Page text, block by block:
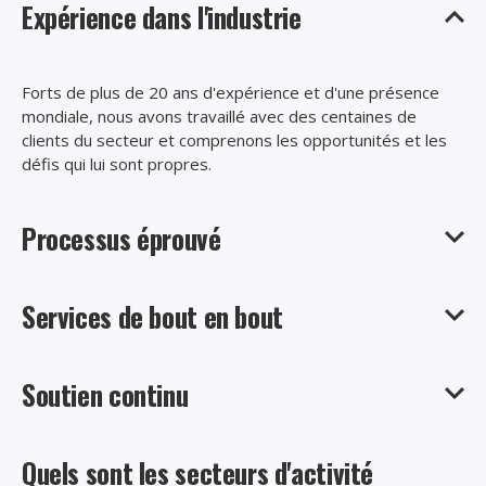
Expérience dans l'industrie
Forts de plus de 20 ans d'expérience et d'une présence
mondiale, nous avons travaillé avec des centaines de
clients du secteur et comprenons les opportunités et les
défis qui lui sont propres.
Processus éprouvé
Nos consultants certifiés travailleront avec vous, du début
à votre budget.
Services de bout en bout
Restez concentré sur les priorités de votre entreprise.
soit minimal.
Soutien continu
Après la mise en service, bénéficiez d'un accès permanent
Quels sont les secteurs d'activité